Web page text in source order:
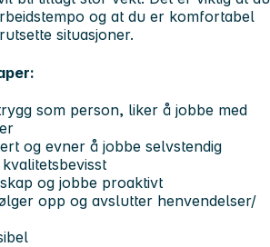
og at du er komfortabel
situasjoner.
som person, liker å jobbe med
og evner å jobbe selvstendig
og jobbe proaktivt
opp og avslutter henvendelser/